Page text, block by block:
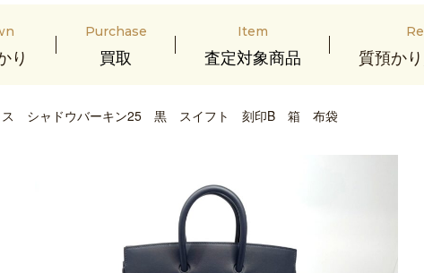
り
Purchase
買取
Item
査定対象商品 質預か
ス シャドウバーキン25 黒 スイフト 刻印B 箱 布袋